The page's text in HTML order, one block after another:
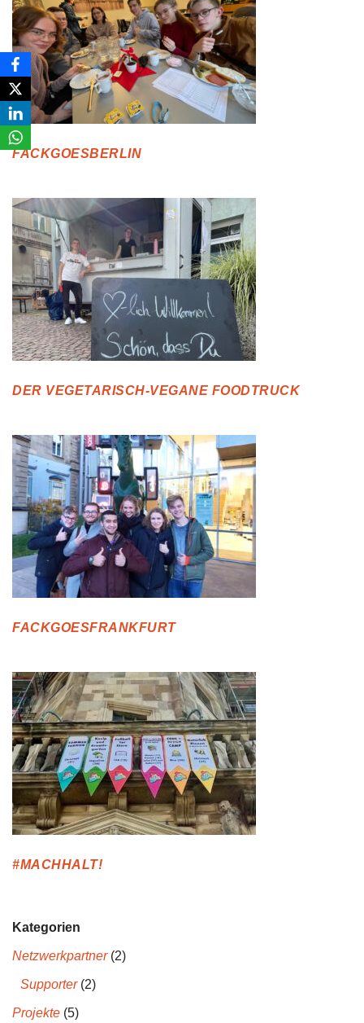
FACKGOESBERLIN
DER VEGETARISCH-VEGANE FOODTRUCK
FACKGOESFRANKFURT
#MACHHALT!
Kategorien
Netzwerkpartner(2)
Supporter(2)
Projekte (5)